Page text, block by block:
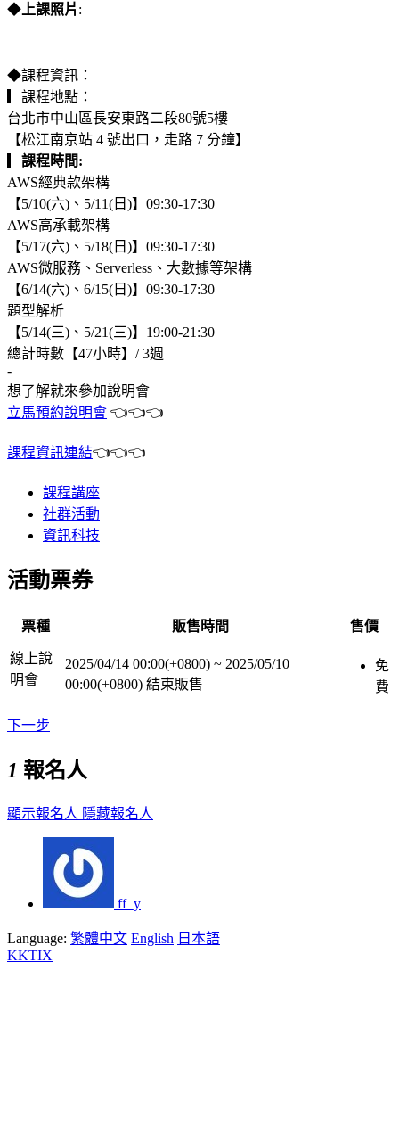
◆ 上課照片 :
◆課程資訊：
▎課程地點：
台北市中山區長安東路二段80號5樓
【松江南京站 4 號出口，走路 7 分鐘】
課程時間:
AWS經典款架構
【5/10(六)、5/11(日)】09:30-17:30
AWS高承載架構
【5/17(六)、5/18(日)】09:30-17:30
AWS微服務、Serverless、大數據等架構
【6/14(六)、6/15(日)】09:30-17:30
題型解析
【5/14(三)、5/21(三)】19:00-21:30
總計時數【47小時】/ 3週
-
想了解就來參加說明會
立馬預約說明會 👈👈👈
課程資訊連結👈👈👈
課程講座
社群活動
資訊科技
活動票券
票種 販售時間 售價
線上說
明會
2025/04/14 00:00(+0800) ~ 2025/05/10
00:00(+0800) 結束販售
免
費
下一步
1 報名人
顯示報名人 隱藏報名人
ff_y
Language: 繁體中文 English 日本語
KKTIX